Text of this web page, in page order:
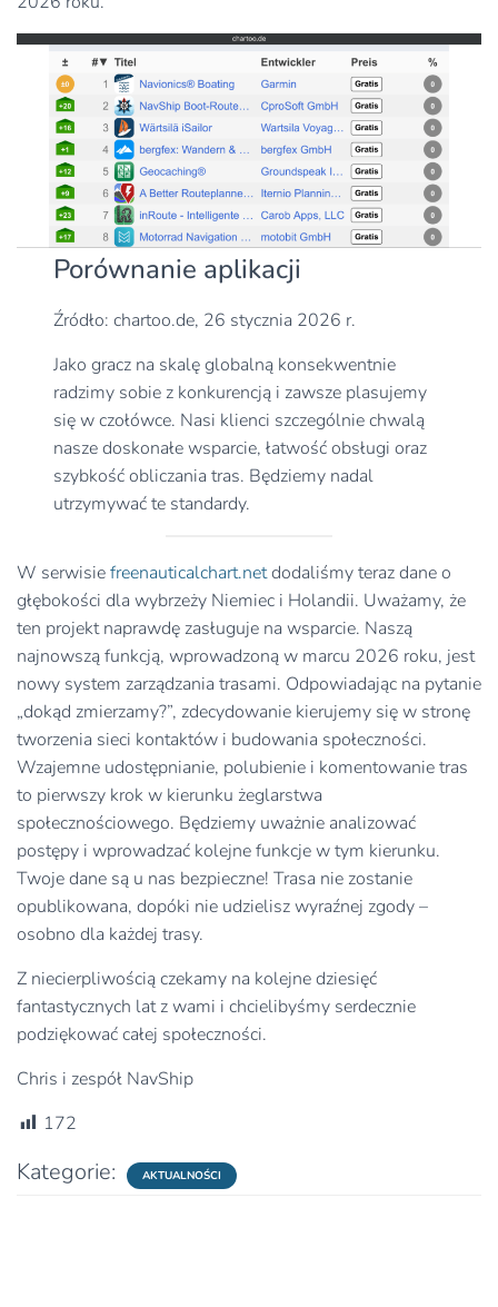
Porównanie aplikacji
Źródło: chartoo.de, 26 stycznia 2026 r.
Jako gracz na skalę globalną konsekwentnie
radzimy sobie z konkurencją i zawsze plasujemy
się w czołówce. Nasi klienci szczególnie chwalą
nasze doskonałe wsparcie, łatwość obsługi oraz
szybkość obliczania tras. Będziemy nadal
utrzymywać te standardy.
W serwisiefreenauticalchart.netdodaliśmy teraz dane o
głębokości dla wybrzeży Niemiec i Holandii. Uważamy, że
ten projekt naprawdę zasługuje na wsparcie. Naszą
najnowszą funkcją, wprowadzoną w marcu 2026 roku, jest
nowy system zarządzania trasami. Odpowiadając na pytanie
„dokąd zmierzamy?”, zdecydowanie kierujemy się w stronę
tworzenia sieci kontaktów i budowania społeczności.
Wzajemne udostępnianie, polubienie i komentowanie tras
to pierwszy krok w kierunku żeglarstwa
społecznościowego. Będziemy uważnie analizować
postępy i wprowadzać kolejne funkcje w tym kierunku.
Twoje dane są u nas bezpieczne! Trasa nie zostanie
opublikowana, dopóki nie udzielisz wyraźnej zgody –
osobno dla każdej trasy.
Z niecierpliwością czekamy na kolejne dziesięć
fantastycznych lat z wami i chcielibyśmy serdecznie
podziękować całej społeczności.
Chris i zespół NavShip
172
Kategorie: AKTUALNOŚCI